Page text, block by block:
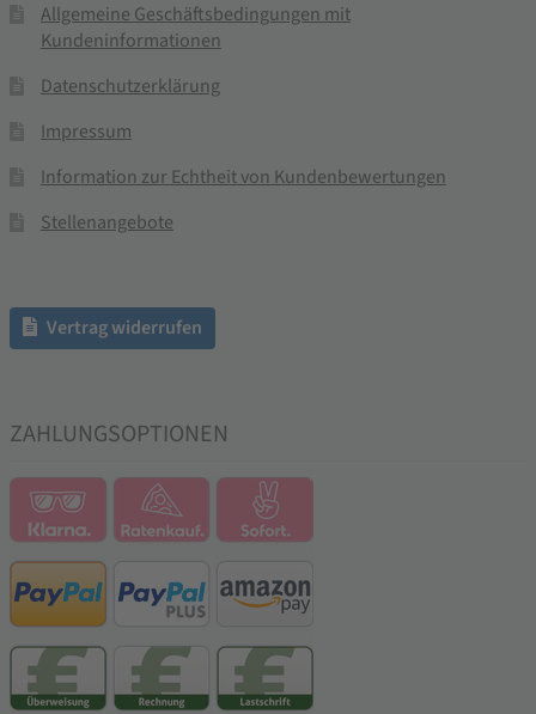
Allgemeine Geschäftsbedingungen mit
Kundeninformationen
Datenschutzerklärung
Impressum
Information zur Echtheit von Kundenbewertungen
Stellenangebote
Vertrag widerrufen
ZAHLUNGSOPTIONEN